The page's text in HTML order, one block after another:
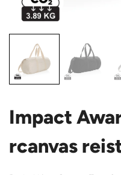
Impact
rcanvas